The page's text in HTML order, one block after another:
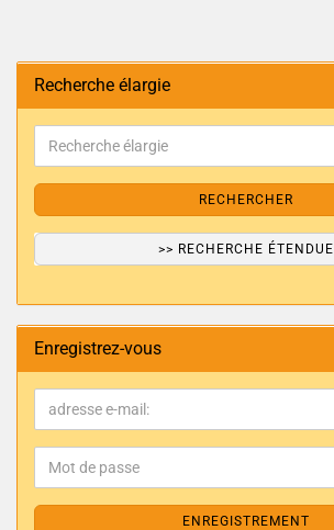
Recherche élargie
RECHERCHER
>> RECHERCHE ÉTENDUE
Enregistrez-vous
ENREGISTREMENT